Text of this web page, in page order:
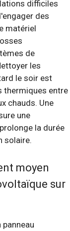
difficiles
des
matériel
de
les
le soir est
thermiques entre
chauds. Une
une
la durée
solaire.
moyen
sur